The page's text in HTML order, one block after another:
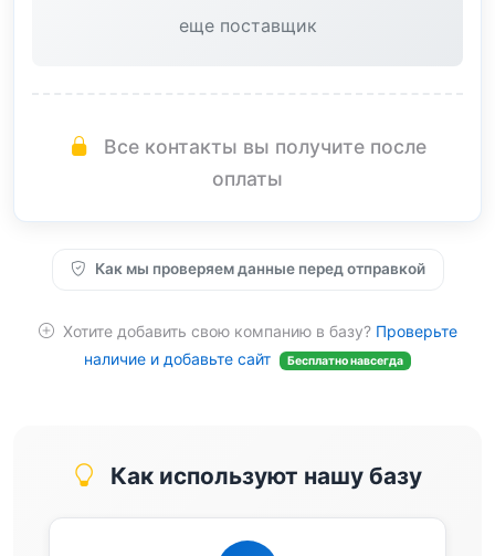
еще поставщик
Все контакты вы получите после
оплаты
Как мы проверяем данные перед отправкой
Хотите добавить свою компанию в базу? Проверьте
наличие и добавьте сайт
Бесплатно навсегда
Как используют нашу базу